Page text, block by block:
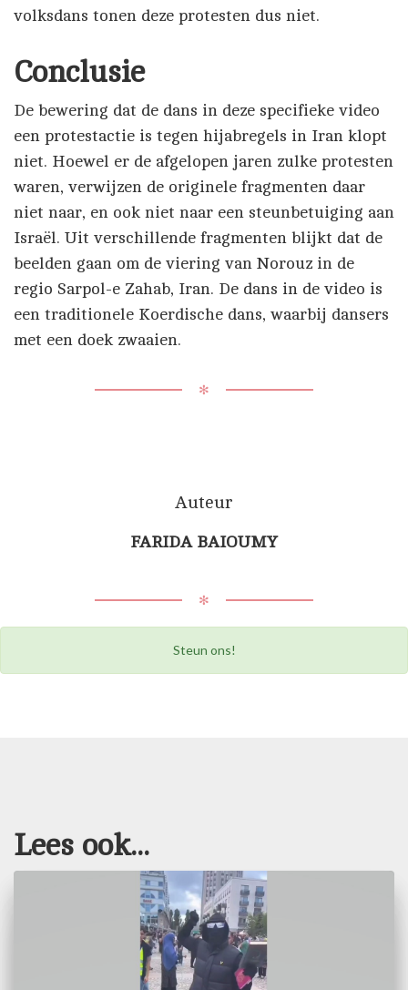
volksdans tonen deze protesten dus niet.
Conclusie
De bewering dat de dans in deze specifieke video
een protestactie is tegen hijabregels in Iran klopt
niet. Hoewel er de afgelopen jaren zulke protesten
waren, verwijzen de originele fragmenten daar
niet naar, en ook niet naar een steunbetuiging aan
Israël. Uit verschillende fragmenten blijkt dat de
beelden gaan om de viering van Norouz in de
regio Sarpol-e Zahab, Iran. De dans in de video is
een traditionele Koerdische dans, waarbij dansers
met een doek zwaaien.
✻
Auteur
FARIDA BAIOUMY
✻
Steun ons!
Lees ook...